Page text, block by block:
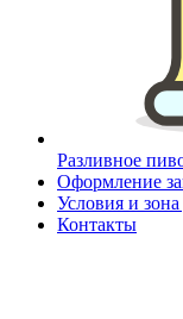
Разливное
Оформление
Условия и зона
Контакты